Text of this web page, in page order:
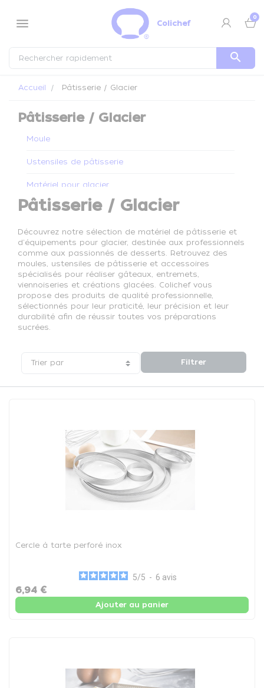
menu Colichef
0
search
Accueil Pâtisserie / Glacier
Pâtisserie / Glacier
Moule
Ustensiles de pâtisserie
Matériel pour glacier
Pâtisserie / Glacier
Découvrez notre sélection de matériel de pâtisserie et
d'équipements pour glacier, destinée aux professionnels
comme aux passionnés de desserts. Retrouvez des
moules, ustensiles de pâtisserie et accessoires
spécialisés pour réaliser gâteaux, entremets,
viennoiseries et créations glacées. Colichef vous
propose des produits de qualité professionnelle,
sélectionnés pour leur praticité, leur précision et leur
durabilité afin de réussir toutes vos préparations
sucrées.
Trier par Filtrer
Cercle à tarte perforé inox
5/5 - 6 avis
6,94 €
Ajouter au panier